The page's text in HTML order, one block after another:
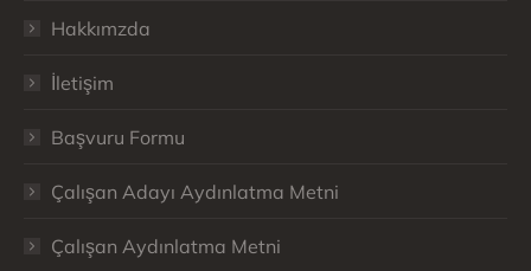
Hakkımzda
İletişim
Başvuru Formu
Çalışan Adayı Aydınlatma Metni
Çalışan Aydınlatma Metni